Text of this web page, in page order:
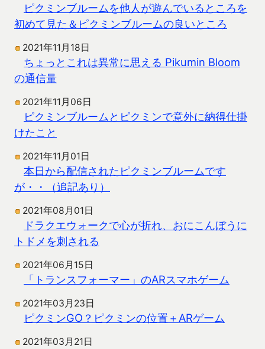
ピクミンブルームを他人が遊んでいるところを
初めて見た＆ピクミンブルームの良いところ
2021年11月18日
ちょっとこれは異常に思える Pikumin Bloom
の通信量
2021年11月06日
ピクミンブルームとピクミンで意外に納得仕掛
けたこと
2021年11月01日
本日から配信されたピクミンブルームです
が・・（追記あり）
2021年08月01日
ドラクエウォークで心が折れ、おにこんぼうに
トドメを刺される
2021年06月15日
「トランスフォーマー」のARスマホゲーム
2021年03月23日
ピクミンGO？ピクミンの位置＋ARゲーム
2021年03月21日